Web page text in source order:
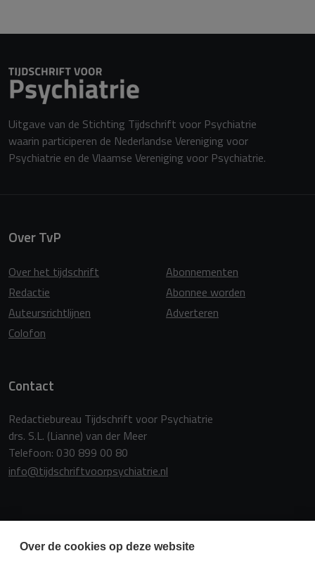
Uitgave van de Stichting Tijdschrift voor Psychiatrie
waarin participeren de Nederlandse Vereniging voor
Psychiatrie en de Vlaamse Vereniging voor Psychiatrie.
Over TvP
Over het tijdschrift
Redactie
Auteursrichtlijnen
Colofon
Abonnementen
Abonnee worden
Adverteren
Contact
Redactiebureau Tijdschrift voor Psychiatrie
drs. S.L. (Lianne) van der Meer
Telefoon: 030 899 00 80
info@tijdschriftvoorpsychiatrie.nl
Copyright
Over de cookies op deze website